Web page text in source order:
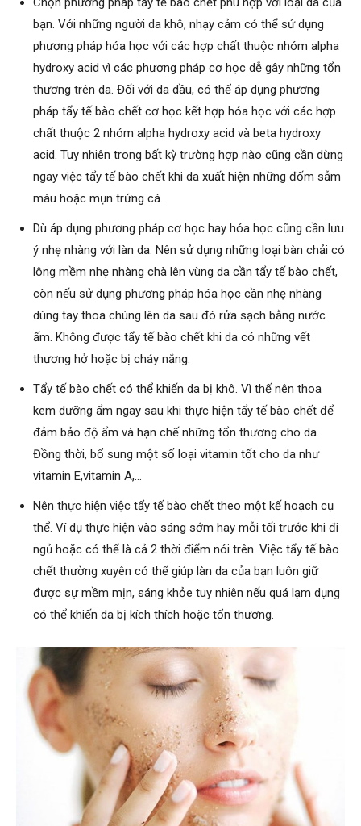
bạn. Với những người da khô, nhạy cảm có thể sử dụng
phương pháp hóa học với các hợp chất thuộc nhóm alpha
hydroxy acid vì các phương pháp cơ học dễ gây những tổn
thương trên da. Đối với da dầu, có thể áp dụng phương
pháp tẩy tế bào chết cơ học kết hợp hóa học với các hợp
chất thuộc 2 nhóm alpha hydroxy acid và beta hydroxy
acid. Tuy nhiên trong bất kỳ trường hợp nào cũng cần dừng
ngay việc tẩy tế bào chết khi da xuất hiện những đốm sẫm
màu hoặc mụn trứng cá.
Dù áp dụng phương pháp cơ học hay hóa học cũng cần lưu
ý nhẹ nhàng với làn da. Nên sử dụng những loại bàn chải có
lông mềm nhẹ nhàng chà lên vùng da cần tẩy tế bào chết,
còn nếu sử dụng phương pháp hóa học cần nhẹ nhàng
dùng tay thoa chúng lên da sau đó rửa sạch bằng nước
ấm. Không được tẩy tế bào chết khi da có những vết
thương hở hoặc bị cháy nắng.
Tẩy tế bào chết có thể khiến da bị khô. Vì thế nên thoa
kem dưỡng ẩm ngay sau khi thực hiện tẩy tế bào chết để
đảm bảo độ ẩm và hạn chế những tổn thương cho da.
Đồng thời, bổ sung một số loại vitamin tốt cho da như
vitamin E,vitamin A,…
Nên thực hiện việc tẩy tế bào chết theo một kế hoạch cụ
thể. Ví dụ thực hiện vào sáng sớm hay mỗi tối trước khi đi
ngủ hoặc có thể là cả 2 thời điểm nói trên. Việc tẩy tế bào
chết thường xuyên có thể giúp làn da của bạn luôn giữ
được sự mềm mịn, sáng khỏe tuy nhiên nếu quá lạm dụng
có thể khiến da bị kích thích hoặc tổn thương.